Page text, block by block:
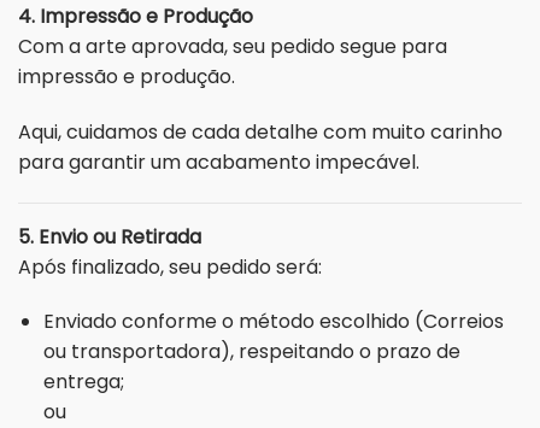
4. Impressão e Produção
Com a arte aprovada, seu pedido segue para
impressão e produção.
Aqui, cuidamos de cada detalhe com muito carinho
para garantir um acabamento impecável.
5. Envio ou Retirada
Após finalizado, seu pedido será:
Enviado conforme o método escolhido (Correios
ou transportadora), respeitando o prazo de
entrega;
ou